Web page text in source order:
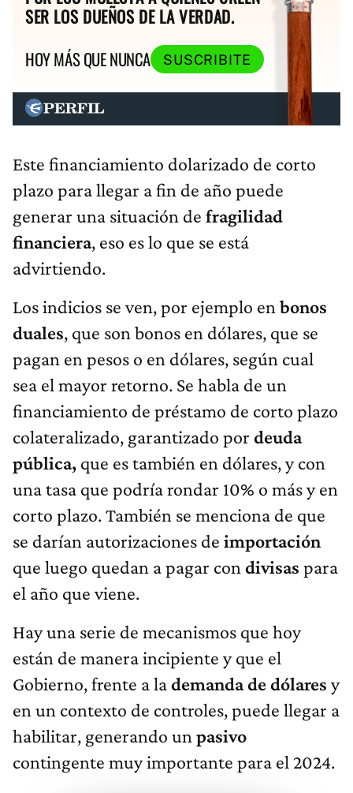
SER LOS DUEÑOS DE LA VERDAD.
HOY MÁS QUE NUNCA
SUSCRIBITE
Este financiamiento dolarizado de corto
plazo para llegar a fin de año puede
generar una situación de fragilidad
financiera, eso es lo que se está
advirtiendo.
Los indicios se ven, por ejemplo en bonos
duales, que son bonos en dólares, que se
pagan en pesos o en dólares, según cual
sea el mayor retorno. Se habla de un
financiamiento de préstamo de corto plazo
colateralizado, garantizado por deuda
pública, que es también en dólares, y con
una tasa que podría rondar 10% o más y en
corto plazo. También se menciona de que
se darían autorizaciones de importación
que luego quedan a pagar con divisas para
el año que viene.
Hay una serie de mecanismos que hoy
están de manera incipiente y que el
Gobierno, frente a lademanda de dólares y
en un contexto de controles, puede llegar a
habilitar, generando un pasivo
contingente muy importante para el 2024.